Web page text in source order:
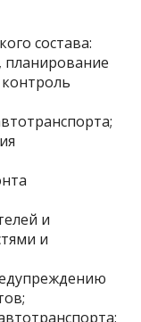
состава:
планирование
и
и